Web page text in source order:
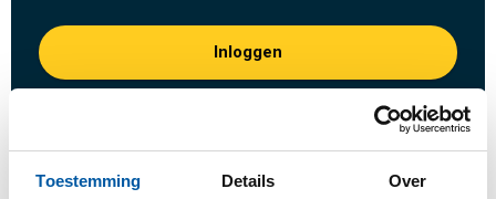
Toestemming Details Over
Inloggen
Bestel met uw eigen artikelnummers